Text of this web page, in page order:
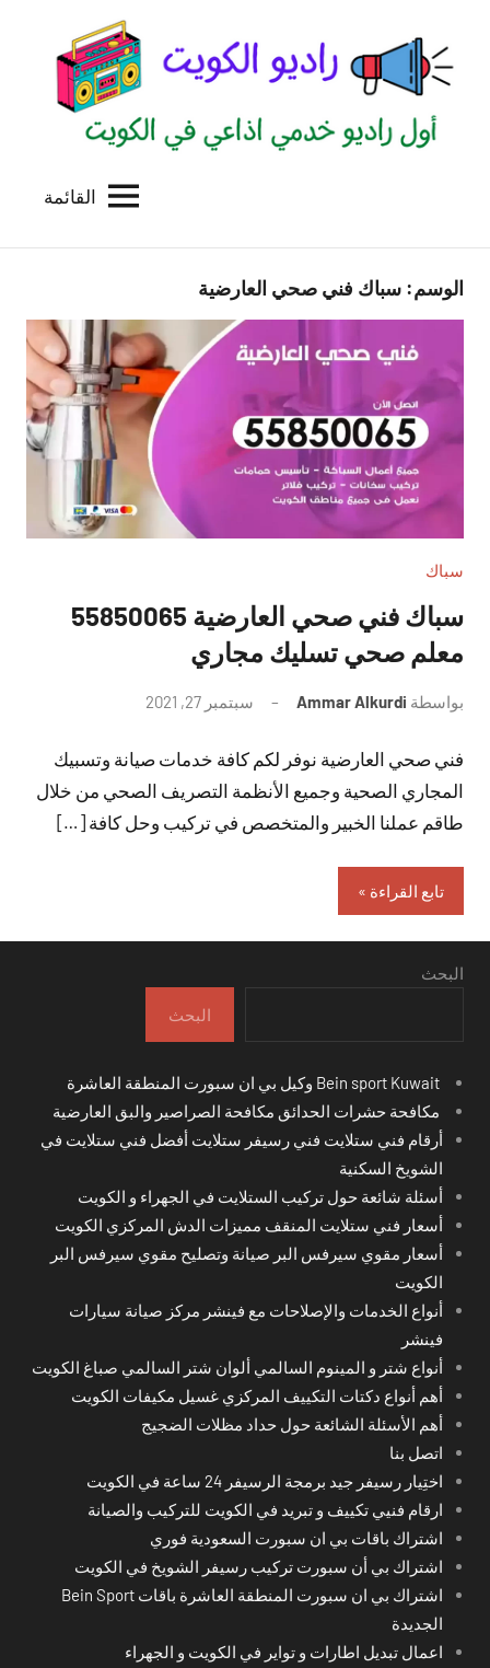
المحتوى
الكويت
للاعلانات
القائمة
الوسم: سباك فني صحي العارضية
سباك
سباك فني صحي العارضية 55850065
معلم صحي تسليك مجاري
بواسطة Ammar Alkurdi سبتمبر 27, 2021
تعليقات
فني صحي العارضية نوفر لكم كافة خدمات صيانة وتسبيك
المجاري الصحية وجميع الأنظمة التصريف الصحي من خلال
طاقم عملنا الخبير والمتخصص في تركيب وحل كافة […]
تابع القراءة
البحث
البحث
مكافحة حشرات الحدائق مكافحة الصراصير والبق العارضية
أرقام فني ستلايت فني رسيفر ستلايت أفضل فني ستلايت في
الشويخ السكنية
أسئلة شائعة حول تركيب الستلايت في الجهراء و الكويت
أسعار فني ستلايت المنقف مميزات الدش المركزي الكويت
أسعار مقوي سيرفس البر صيانة وتصليح مقوي سيرفس البر
الكويت
أنواع الخدمات والإصلاحات مع فينشر مركز صيانة سيارات
فينشر
أنواع شتر و المينوم السالمي ألوان شتر السالمي صباغ الكويت
أهم أنواع دكتات التكييف المركزي غسيل مكيفات الكويت
أهم الأسئلة الشائعة حول حداد مظلات الضجيج
اتصل بنا
اختِيار رسيفر جيد برمجة الرسيفر 24 ساعة في الكويت
ارقام فنيي تكييف و تبريد في الكويت للتركيب والصيانة
اشتراك باقات بي ان سبورت السعودية فوري
اشتراك بي أن سبورت تركيب رسيفر الشويخ في الكويت
اشتراك بي ان سبورت المنطقة العاشرة باقات Bein Sport
الجديدة
اعمال تبديل اطارات و تواير في الكويت و الجهراء